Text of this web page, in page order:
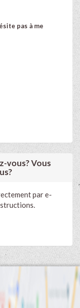
pas à me
vous? Vous
par e-